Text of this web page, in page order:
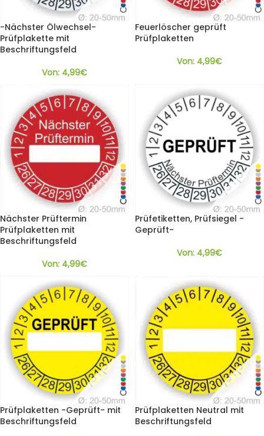
-Nächster Ölwechsel-
Prüfplakette mit
Beschriftungsfeld
Von: 4,99€
Feuerlöscher geprüft
Prüfplaketten
Von: 4,99€
Nächster Prüftermin
Prüfplaketten mit
Beschriftungsfeld
Von: 4,99€
Prüfetiketten, Prüfsiegel -
Geprüft-
Von: 4,99€
Prüfplaketten -Geprüft- mit
Beschriftungsfeld
Prüfplaketten Neutral mit
Beschriftungsfeld